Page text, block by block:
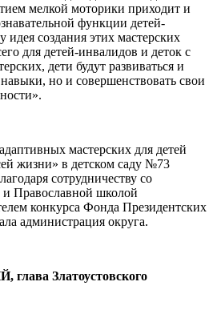
мелкой моторики приходит и
функции детей-
создания этих мастерских
для детей-инвалидов и деток с
дети будут развиваться и
но и совершенствовать свои
мастерских для детей
жизни» в детском саду №73
сотрудничеству со
и Православной школой
конкурса Фонда Президентских
администрация округа.
Златоустовского